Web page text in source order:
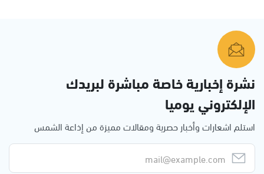
نشرة إخبارية خاصة مباشرة لبريدك
الإلكتروني يوميا
استلم اشعارات وأخبار حصرية ومقالات مميزة من إذاعة الشمس